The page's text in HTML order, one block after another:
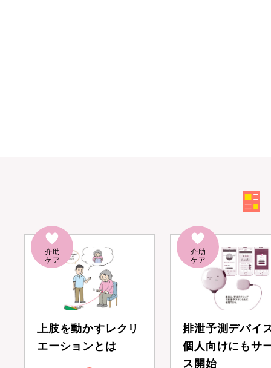
上肢を動かすレクリ
エーションとは
排泄予測デバイ
個人向けにもサ
ス開始